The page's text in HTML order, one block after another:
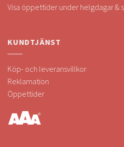
Visa öppettider under helgdagar &
KUNDTJÄNST
Köp- och leveransvillkor
Reklamation
Öppettider